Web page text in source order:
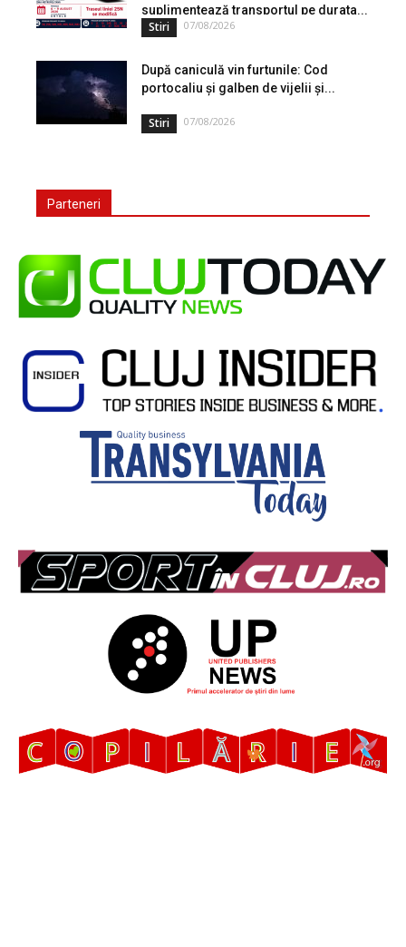
suplimentează transportul pe durata...
Stiri 07/08/2026
După caniculă vin furtunile: Cod
portocaliu și galben de vijelii și...
Stiri 07/08/2026
Parteneri